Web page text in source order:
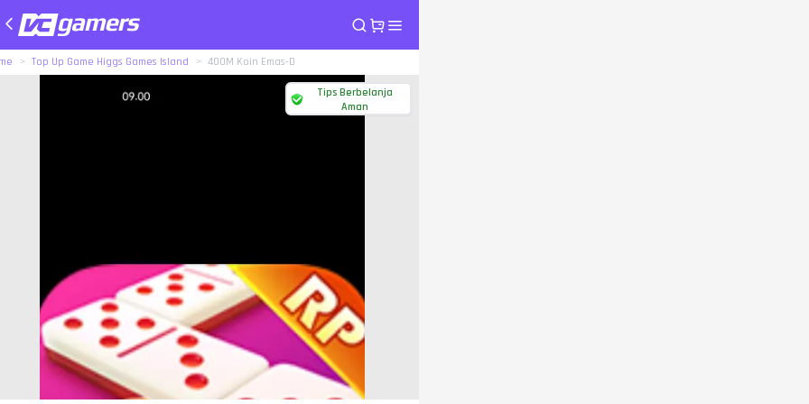
Top Up Game Higgs Games Island 400M Koin Emas-D
Tips Berbelanja
Aman